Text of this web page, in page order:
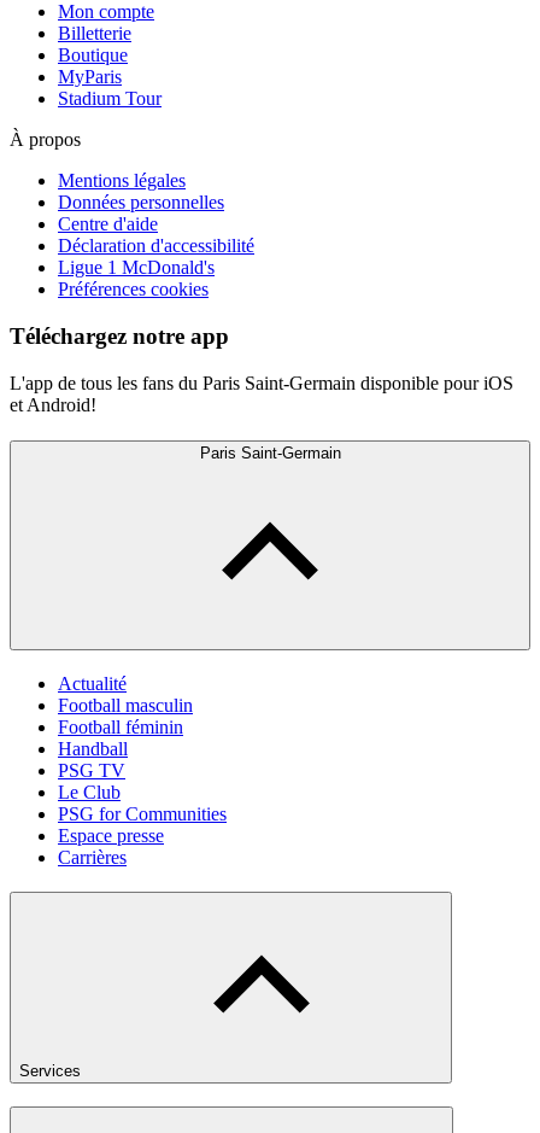
Mon compte
Billetterie
Boutique
MyParis
Stadium Tour
À propos
Mentions légales
Données personnelles
Centre d'aide
Déclaration d'accessibilité
Ligue 1 McDonald's
Préférences cookies
Téléchargez notre app
L'app de tous les fans du Paris Saint-Germain disponible pour iOS
et Android!
Paris Saint-Germain
Actualité
Football masculin
Football féminin
Handball
PSG TV
Le Club
PSG for Communities
Espace presse
Carrières
Services